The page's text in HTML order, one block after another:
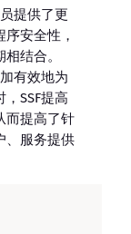
提供了更
安全性，
结合。
有效地为
SSF提高
而提高了针
、服务提供